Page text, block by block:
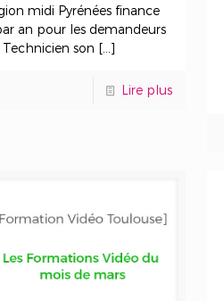
midi Pyrénées finance
an pour les demandeurs
Technicien son […]
Lire plus